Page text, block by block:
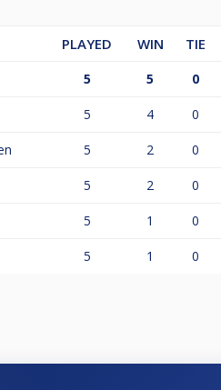
av ungdomsidrett gjør at
pågår, hvis en av utøverne er
PLAYED WIN TIE
5 5 0
5 4 0
5 2 0
5 2 0
5 1 0
5 1 0